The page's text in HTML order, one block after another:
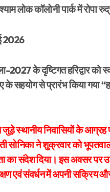
लोक कॉलोनी पार्क में रोपा
2026
2027 के दृष्टिगत हरिद्वार को
के सहयोग से प्रारंभ किया गया
स्थानीय निवासियों के आग्रह
सोनिका ने शुक्रवार को
का संदेश दिया। इस अवसर पर
एवं संवर्धन में अपनी सक्रिय